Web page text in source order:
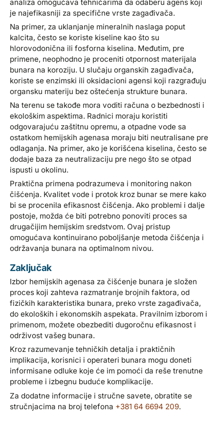
analiza omogućava tehničarima da odaberu agens koji
je najefikasniji za specifične vrste zagađivača.
Na primer, za uklanjanje mineralnih naslaga poput
kalcita, često se koriste kiseline kao što su
hlorovodonična ili fosforna kiselina. Međutim, pre
primene, neophodno je proceniti otpornost materijala
bunara na koroziju. U slučaju organskih zagađivača,
koriste se enzimski ili oksidacioni agensi koji razgrađuju
organsku materiju bez oštećenja strukture bunara.
Na terenu se takođe mora voditi računa o bezbednosti i
ekološkim aspektima. Radnici moraju koristiti
odgovarajuću zaštitnu opremu, a otpadne vode sa
ostatkom hemijskih agenasa moraju biti neutralisane pre
odlaganja. Na primer, ako je korišćena kiselina, često se
dodaje baza za neutralizaciju pre nego što se otpad
ispusti u okolinu.
Praktična primena podrazumeva i monitoring nakon
čišćenja. Kvalitet vode i protok kroz bunar se mere kako
bi se procenila efikasnost čišćenja. Ako problemi i dalje
postoje, možda će biti potrebno ponoviti proces sa
drugačijim hemijskim sredstvom. Ovaj pristup
omogućava kontinuirano poboljšanje metoda čišćenja i
održavanja bunara na optimalnom nivou.
Zaključak
Izbor hemijskih agenasa za čišćenje bunara je složen
proces koji zahteva razmatranje brojnih faktora, od
fizičkih karakteristika bunara, preko vrste zagađivača,
do ekoloških i ekonomskih aspekata. Pravilnim izborom i
primenom, možete obezbediti dugoročnu efikasnost i
održivost vašeg bunara.
Kroz razumevanje tehničkih detalja i praktičnih
implikacija, korisnici i operateri bunara mogu doneti
informisane odluke koje će im pomoći da reše trenutne
probleme i izbegnu buduće komplikacije.
Za dodatne informacije i stručne savete, obratite se
stručnjacima na broj telefona +381 64 6694 209.